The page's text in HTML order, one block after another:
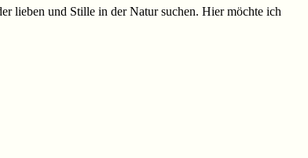
lieben und Stille in der Natur suchen. Hier möchte ich